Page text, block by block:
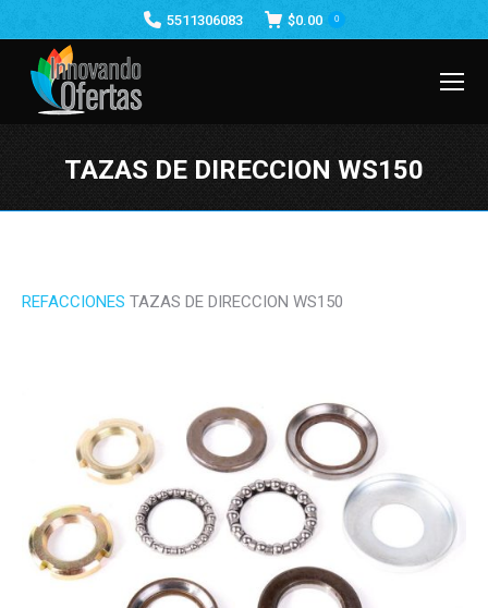
5511306083 $0.00 0
TAZAS DE DIRECCION WS150
REFACCIONES TAZAS DE DIRECCION WS150